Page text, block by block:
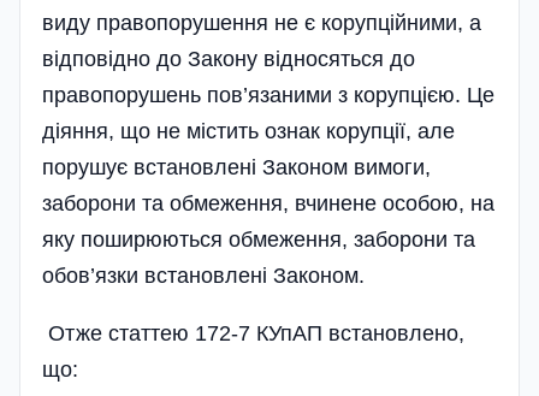
виду правопорушення не є корупційними, а
відповідно до Закону відносяться до
правопорушень пов’язаними з корупцією. Це
діяння, що не містить ознак корупції, але
порушує встановлені Законом вимоги,
заборони та обмеження, вчинене особою, на
яку поширюються обмеження, заборони та
обов’язки встановлені Законом.
Отже статтею 172-7 КУпАП встановлено,
що: